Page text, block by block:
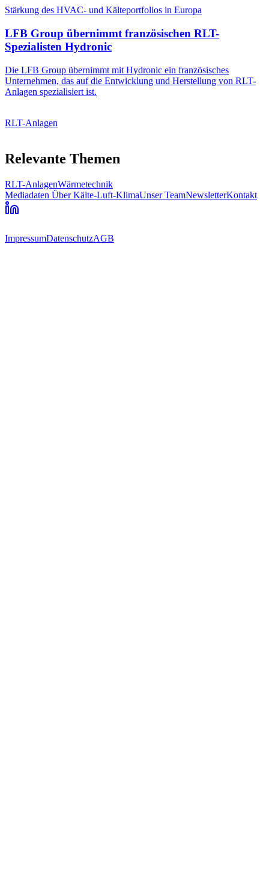
Stärkung des HVAC- und Kälteportfolios in Europa
LFB Group übernimmt französischen RLT-
Spezialisten Hydronic
Die LFB Group übernimmt mit Hydronic ein französisches
Unternehmen, das auf die Entwicklung und Herstellung von RLT-
Anlagen spezialisiert ist.
RLT-Anlagen
Relevante Themen
RLT-AnlagenWärmetechnik
Mediadaten Über Kälte-Luft-KlimaUnser TeamNewsletterKontakt
ImpressumDatenschutzAGB